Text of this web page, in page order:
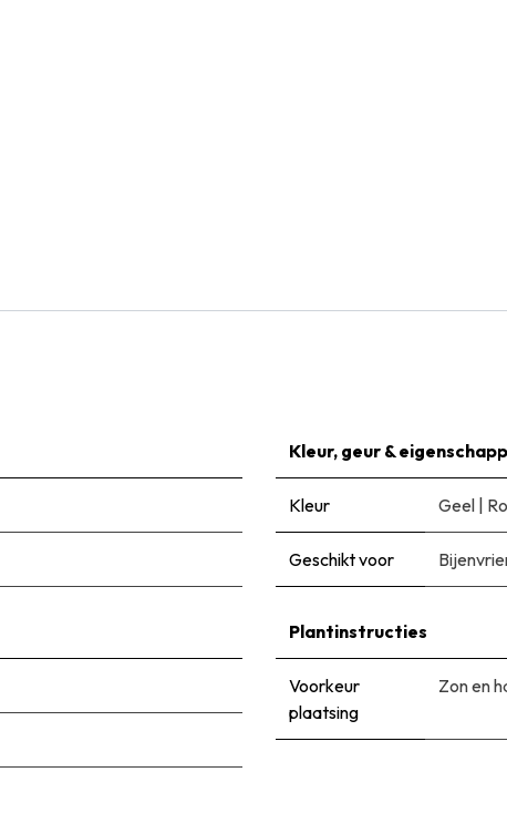
Kleur, geur &
Kleur Geel |
Geschikt voor
Plantinstructies
Voorkeur
plaatsing
Zon en